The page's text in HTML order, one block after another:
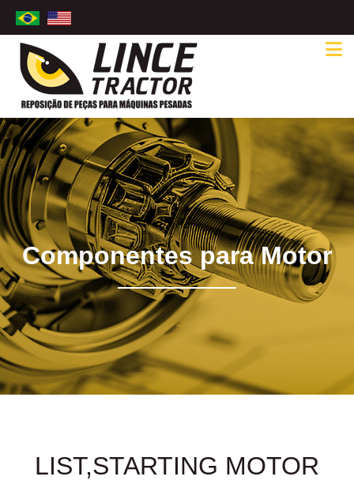
Componentes para Motor
LIST,STARTING MOTOR